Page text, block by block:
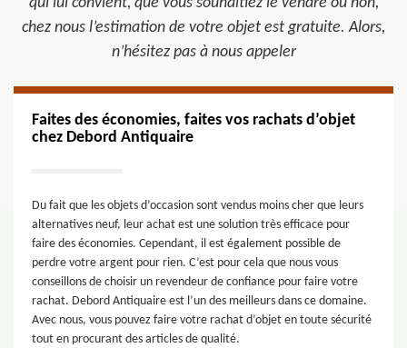
chez nous l’estimation de votre objet est gratuite. Alors,
n’hésitez pas à nous appeler
Faites des économies, faites vos rachats d’objet
chez Debord Antiquaire
Du fait que les objets d’occasion sont vendus moins cher que leurs
alternatives neuf, leur achat est une solution très efficace pour
faire des économies. Cependant, il est également possible de
perdre votre argent pour rien. C’est pour cela que nous vous
conseillons de choisir un revendeur de confiance pour faire votre
rachat. Debord Antiquaire est l’un des meilleurs dans ce domaine.
Avec nous, vous pouvez faire votre rachat d’objet en toute sécurité
tout en procurant des articles de qualité.